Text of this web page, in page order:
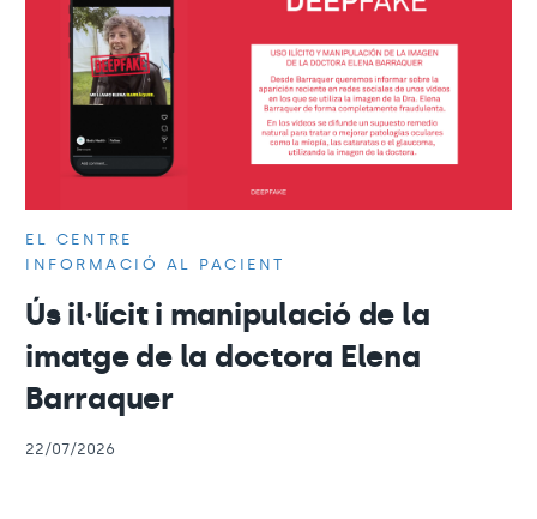
EL CENTRE
INFORMACIÓ AL PACIENT
Ús il·lícit i manipulació de la
imatge de la doctora Elena
Barraquer
22/07/2026